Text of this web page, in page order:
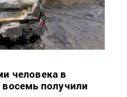
человека в
получили